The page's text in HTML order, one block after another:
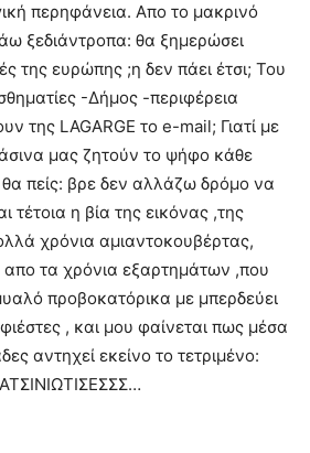
περηφάνεια. Απο το μακρινό
ξεδιάντροπα: θα ξημερώσει
της ευρώπης ;η δεν πάει έτσι; Του
-Δήμος -περιφέρεια
της LAGARGE τo e-mail; Γιατί με
μας ζητούν το ψήφο κάθε
πείς: βρε δεν αλλάζω δρόμο να
τέτοια η βία της εικόνας ,της
χρόνια αμιαντοκουβέρτας,
τα χρόνια εξαρτημάτων ,που
προβοκατόρικα με μπερδεύει
, και μου φαίνεται πως μέσα
αντηχεί εκείνο το τετριμένο: